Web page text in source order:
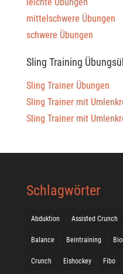
mittelschwere Übungen
schwere Übungen
Sling Training
Sling Trainer Übungen
Sling Trainer mit
Sling Trainer mit
Schlagwörter
Abduktion Assisted Crunch
Balance Beintraining
Crunch Eishockey Fibo